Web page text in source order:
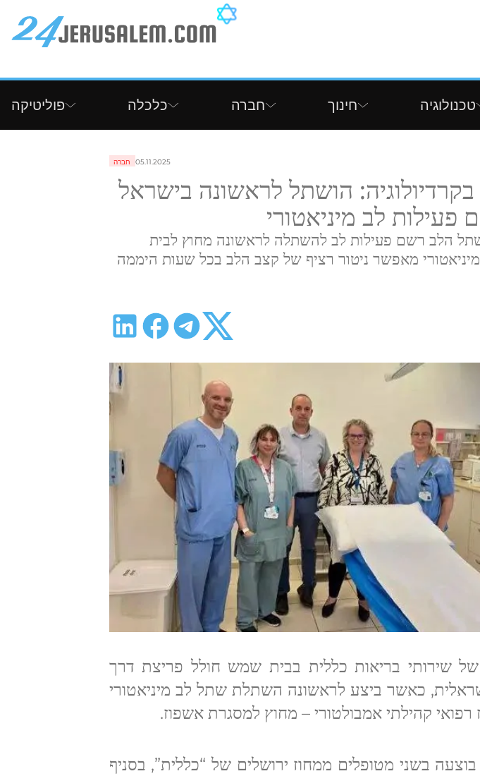
פוליטיקה כלכלה חברה חינוך טכנולוגיה
חברה 05.11.2025
הושתל לראשונה בישראל
הלב רשם פעילות לב להשתלה לראשונה מחוץ לבית
מאפשר ניטור רציף של קצב הלב בכל שעות היממה
שירותי בריאות כללית בבית שמש חולל פריצת דרך
כאשר ביצע לראשונה השתלת שתל לב מיניאטורי
השתלת ה-ILR בוצעה בשני מטופלים ממחוז ירושלים של “כללית”, בסניף